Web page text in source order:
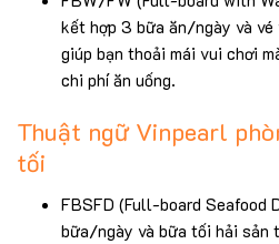
kết hợp 3 bữa ăn/ngày và
giúp bạn thoải mái vui chơi
chi phí ăn uống.
Thuật ngữ Vinpearl
tối
FBSFD (Full-board Seafood
bữa/ngày và bữa tối hải sản